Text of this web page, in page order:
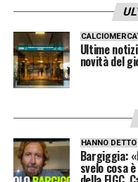
Ultime
novità del
HANNO DETTO
Bargiggia:
svelo cosa